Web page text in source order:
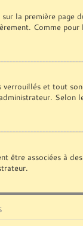
la première
Comme
verrouillés et tout
Selon
être associées à